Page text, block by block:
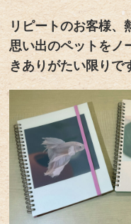
リピートのお客様、
思い出のペットをノ
きありがたい限りで